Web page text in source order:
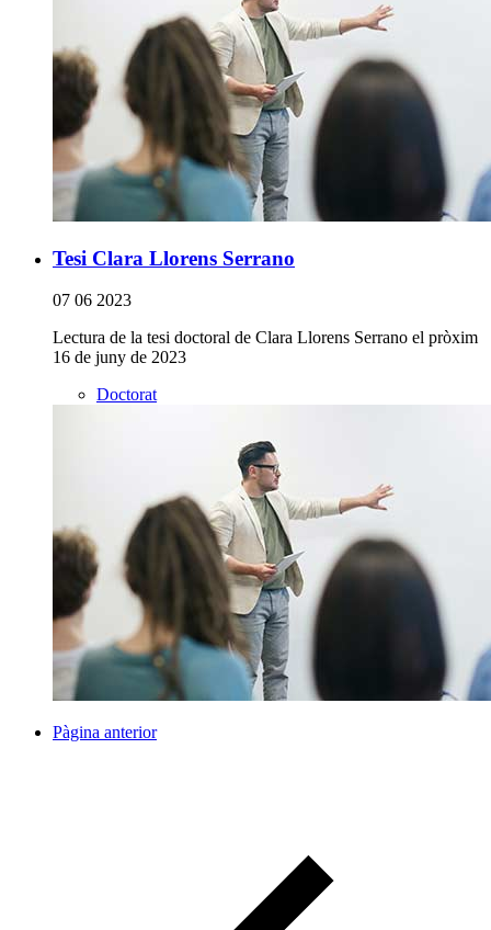
Tesi Clara Llorens Serrano
07 06 2023
Lectura de la tesi doctoral de Clara Llorens Serrano el pròxim
16 de juny de 2023
Doctorat
Pàgina anterior